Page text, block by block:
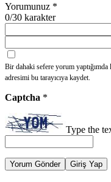
Yorumunuz *
0/30 karakter
Bir dahaki sefere yorum yaptığımda
adresimi bu tarayıcıya kaydet.
Captcha *
Type the
Yorum Gönder Giriş Yap